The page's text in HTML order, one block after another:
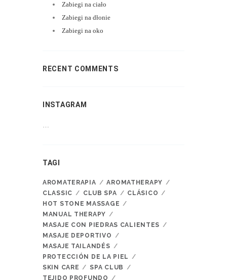
Zabiegi na ciało
Zabiegi na dłonie
Zabiegi na oko
RECENT COMMENTS
INSTAGRAM
TAGI
AROMATERAPIA
AROMATHERAPY
CLASSIC
CLUB SPA
CLÁSICO
HOT STONE MASSAGE
MANUAL THERAPY
MASAJE CON PIEDRAS CALIENTES
MASAJE DEPORTIVO
MASAJE TAILANDÉS
PROTECCIÓN DE LA PIEL
SKIN CARE
SPA CLUB
TEJIDO PROFUNDO